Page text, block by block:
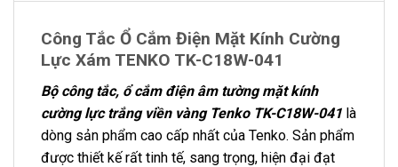
Công Tắc Ổ Cắm Điện Mặt Kính Cường
Lực Xám TENKO TK-C18W-041
Bộ công tắc, ổ cắm điện âm tường mặt kính
cường lực trắng viền vàng Tenko TK-C18W-041 là
dòng sản phẩm cao cấp nhất của Tenko. Sản phẩm
được thiết kế rất tinh tế, sang trọng, hiện đại đạt